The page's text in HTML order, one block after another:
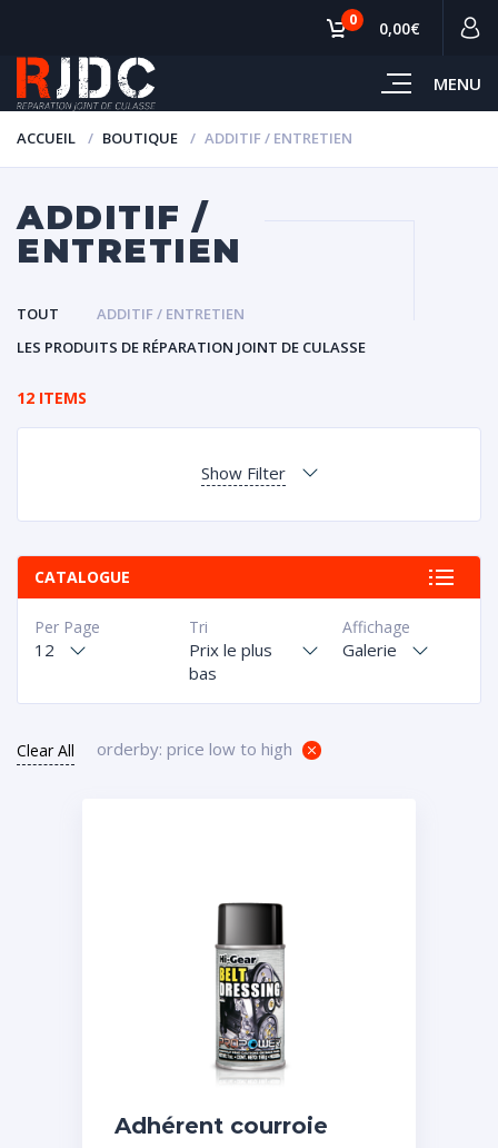
MENU
0 0,00€
ACCUEIL BOUTIQUE ADDITIF / ENTRETIEN
ADDITIF /
ENTRETIEN
TOUT
ADDITIF / ENTRETIEN
LES PRODUITS DE RÉPARATION JOINT DE CULASSE
12 ITEMS
Show Filter
CATALOGUE
Affichage
Galerie
Tri
Prix le plus
bas
Per Page
12
Clear All orderby: price low to high
Adhérent courroie